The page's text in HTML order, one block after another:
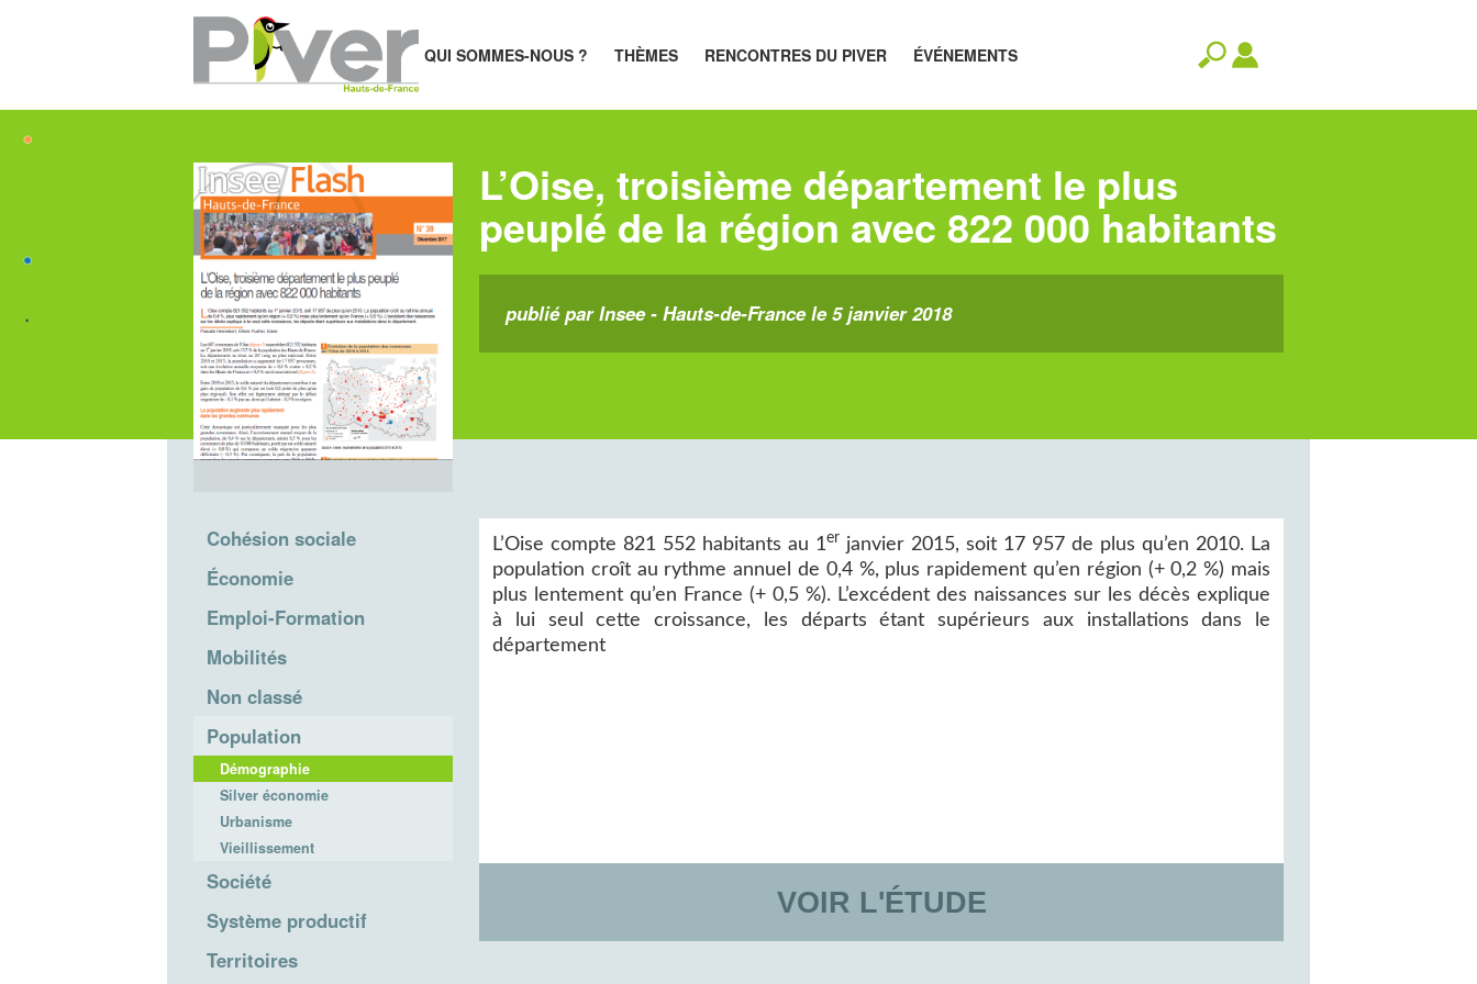
QUI SOMMES-NOUS ? THÈMES RENCONTRES DU PIVER ÉVÉNEMENTS
L’Oise, troisième département le plus
peuplé de la région avec 822 000 habitants
publié par Insee - Hauts-de-France le 5 janvier 2018
Cohésion sociale
Économie
Emploi-Formation
Mobilités
Non classé
Population
Démographie
Silver économie
Urbanisme
Vieillissement
Société
Système productif
Territoires
L’Oise compte 821 552 habitants au 1er janvier 2015, soit 17 957 de plus qu’en 2010. La
population croît au rythme annuel de 0,4 %, plus rapidement qu’en région (+ 0,2 %) mais
plus lentement qu’en France (+ 0,5 %). L’excédent des naissances sur les décès explique
à lui seul cette croissance, les départs étant supérieurs aux installations dans le
département
VOIR L'ÉTUDE